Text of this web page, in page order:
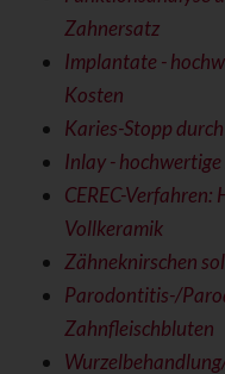
Zahnersatz
Implantate -
Kosten
Karies-Stopp
Inlay -
CEREC-
Vollkeramik
Zähneknirschen
Parodontitis-/
Zahnfleischbluten